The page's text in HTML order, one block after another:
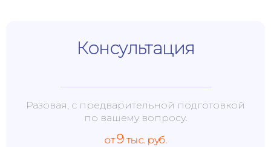
Консультация
Разовая, с предварительной подготовкой
по вашему вопросу.
от9тыс. руб.